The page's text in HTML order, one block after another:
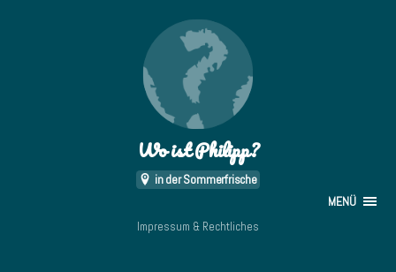
Wo ist Philipp?
in der Sommerfrische
MENÜ
Impressum & Rechtliches